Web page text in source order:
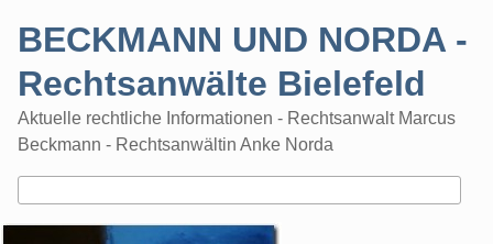
BECKMANN UND NORDA -
Rechtsanwälte Bielefeld
Aktuelle rechtliche Informationen - Rechtsanwalt Marcus
Beckmann - Rechtsanwältin Anke Norda